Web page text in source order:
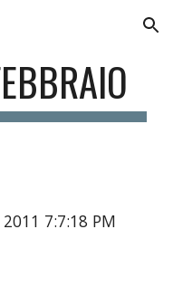
Skip to navigation
7:7:18 PM